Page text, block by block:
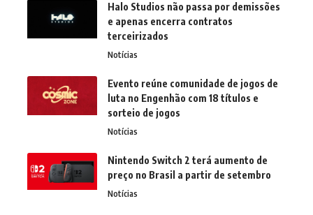
Halo Studios não passa por demissões
e apenas encerra contratos
terceirizados
Notícias
Evento reúne comunidade de jogos de
luta no Engenhão com 18 títulos e
sorteio de jogos
Notícias
Nintendo Switch 2 terá aumento de
preço no Brasil a partir de setembro
Notícias